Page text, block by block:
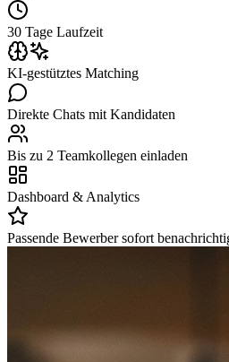
30 Tage Laufzeit
KI-gestütztes Matching
Direkte Chats mit Kandidaten
Bis zu 2 Teamkollegen einladen
Dashboard & Analytics
Passende Bewerber sofort